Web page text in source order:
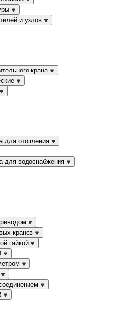
и узлов
крана
для отопления
для водоснабжения
кранов
гайкой